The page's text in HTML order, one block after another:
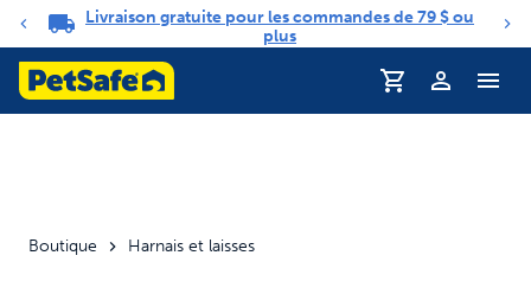
Carrousel de notifications
Livraison gratuite pour les commandes de 79 $ ou
plus
Boutique Harnais et laisses